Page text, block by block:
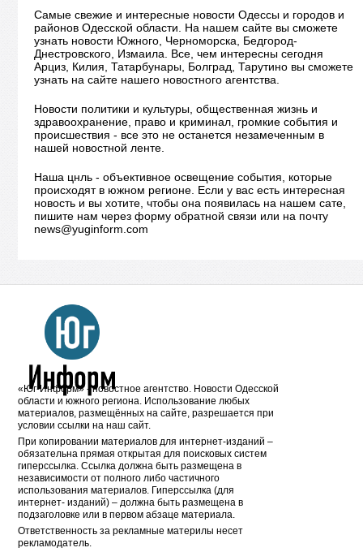
Самые свежие и интересные новости Одессы и городов и
районов Одесской области. На нашем сайте вы сможете
узнать новости Южного, Черноморска, Бедгород-
Днестровского, Измаила. Все, чем интересны сегодня
Арциз, Килия, Татарбунары, Болград, Тарутино вы сможете
узнать на сайте нашего новостного агентства.
Новости политики и культуры, общественная жизнь и
здравоохранение, право и криминал, громкие события и
происшествия - все это не останется незамеченным в
нашей новостной ленте.
Наша цнль - объективное освещение события, которые
происходят в южном регионе. Если у вас есть интересная
новость и вы хотите, чтобы она появилась на нашем сате,
пишите нам через форму обратной связи или на почту
news@yuginform.com
«Юг-Информ» - новостное агентство. Новости Одесской
области и южного региона. Использование любых
материалов, размещённых на сайте, разрешается при
условии ссылки на наш сайт.
При копировании материалов для интернет-изданий –
обязательна прямая открытая для поисковых систем
гиперссылка. Ссылка должна быть размещена в
независимости от полного либо частичного
использования материалов. Гиперссылка (для
интернет- изданий) – должна быть размещена в
подзаголовке или в первом абзаце материала.
Ответственность за рекламные материлы несет
рекламодатель.